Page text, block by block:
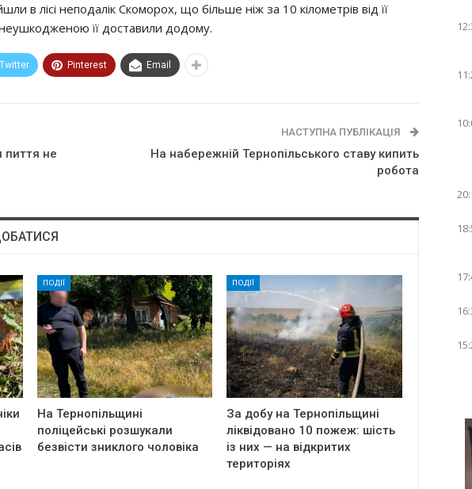
в лісі неподалік Скоморох, що більше ніж за 10 кілометрів від її
її доставили додому.
Twitter Pinterest Email
пиття не
НАСТУПНА ПУБЛІКАЦІЯ
На набережній Тернопільського ставу кипить
робота
ПОДІЇ
На Тернопільщині
поліцейські розшукали
безвісти зниклого чоловіка
ПОДІЇ
За добу на Тернопільщині
ліквідовано 10 пожеж: шість
із них — на відкритих
територіях